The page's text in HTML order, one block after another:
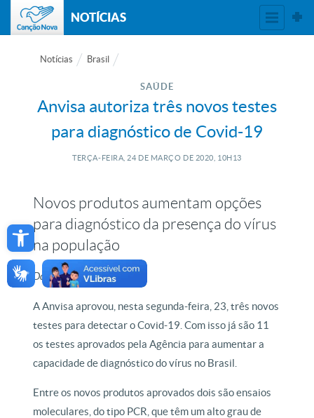
Open toolbar
NOTÍCIAS
Notícias Brasil
SAÚDE
Anvisa autoriza três novos testes
para diagnóstico de Covid-19
TERÇA-FEIRA, 24 DE MARÇO DE 2020, 10H13
Novos produtos aumentam opções
para diagnóstico da presença do vírus
na população
Da redação, com Anvisa
A Anvisa aprovou, nesta segunda-feira, 23, três novos
testes para detectar o Covid-19. Com isso já são 11
os testes aprovados pela Agência para aumentar a
capacidade de diagnóstico do vírus no Brasil.
Entre os novos produtos aprovados dois são ensaios
moleculares, do tipo PCR, que têm um alto grau de